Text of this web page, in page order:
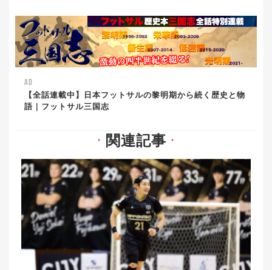
AD
【全話連載中】日本フットサルの黎明期から続く歴史と物
語｜フットサル三国志
▼ 関連記事 ▼